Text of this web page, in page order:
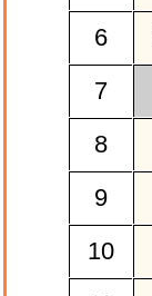
6
7
8
9
10